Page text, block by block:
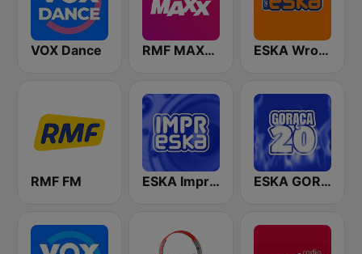
VOX Dance RMF MAXXX ESKA Wrocław
RMF FM ESKA Impreska ESKA GORĄCA 20